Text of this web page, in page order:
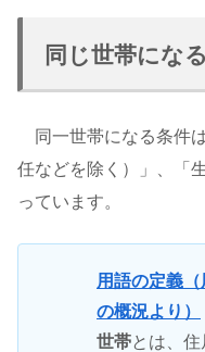
同じ世帯にな
同一世帯になる条件
任などを除く）」、「
っています。
用語の定義
の概況より）
世帯とは、